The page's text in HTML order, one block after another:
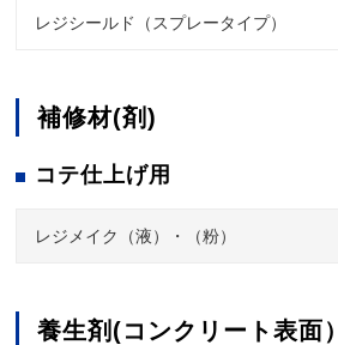
レジシールド（スプレータイプ）
補修材(剤)
コテ仕上げ用
レジメイク（液）・（粉）
養生剤(コンクリート表面）